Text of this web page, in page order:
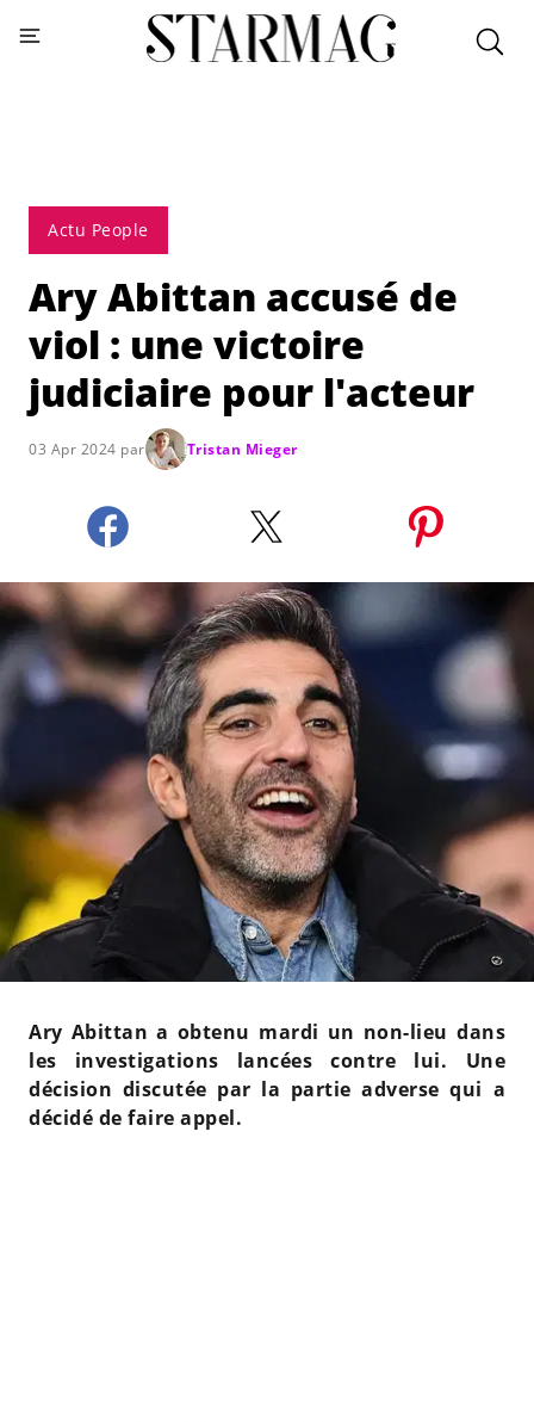
Actu People
Ary Abittan accusé de
viol : une victoire
judiciaire pour l'acteur
03 Apr 2024 par Tristan Mieger
Ary Abittan a obtenu mardi un non-lieu dans
les investigations lancées contre lui. Une
décision discutée par la partie adverse qui a
décidé de faire appel.